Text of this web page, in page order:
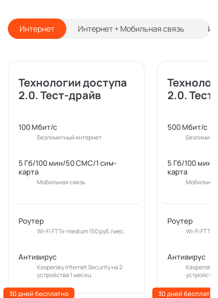
Интернет Интернет + Мобильная связь
Технологии доступа
2.0. Тест-драйв
100 Мбит/с
Безлимитный интернет
5 Гб/100 мин/50 СМС/1 сим-
карта
Мобильная связь
Роутер
Wi-Fi FTTx-medium 150 руб./мес.
Антивирус
Kaspersky Internet Security на 2
устройства 1 месяц
30 дней бесплатно
2.0.
500 Мбит/с
5 Гб/100
карта
Мобильная
Роутер
Wi-Fi
Антивирус
Kaspersky
30 дней бесплатно